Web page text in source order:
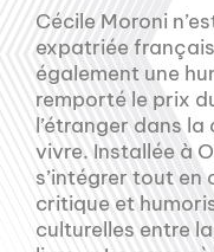
Cécile Moroni
expatriée
également une
remporté le prix
l’étranger dans
vivre. Installée à
s’intégrer tout en
critique et
culturelles entre